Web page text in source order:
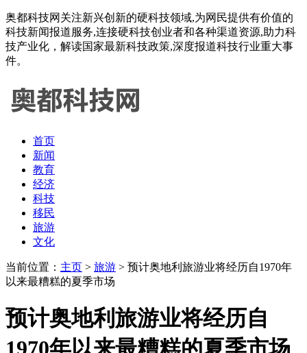
奥都科技网关注新兴创新的硬科技领域,为网民提供有价值的
科技新闻报道服务,连接硬科技创业者和各种渠道资源,助力科
技产业化，解读国家最新科技政策,深度报道科技行业重大事
件。
首页
新闻
教育
经济
科技
移民
旅游
文化
当前位置： 主页 > 旅游 > 预计奥地利旅游业将经历自1970年
以来最糟糕的夏季市场
预计奥地利旅游业将经历自